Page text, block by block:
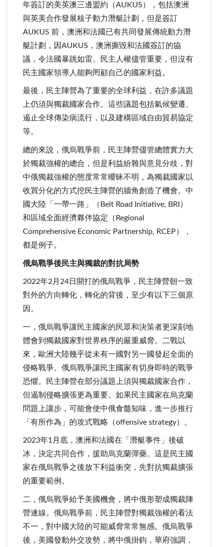
年簽訂的美英澳三邊盟約（AUKUS），包括澳洲
與英美合作發展核子動力潛艇計劃，但是簽訂
AUKUS 前，澳洲和法國已有共同發展傳統動力潛
艇計劃，因AUKUS，澳洲撕毀和法國簽訂的協
議，令法國暴跳如雷。民主人權儘管重要，但沒有
民主國家領導人能夠罔顧自己的國家利益。
最後，民主陣營為了重要的全球利益，在許多議題
上仍須與獨裁國家合作。這些議題包括氣候變遷、
遏止全球傳染病流行，以及建構區域自由貿易協定
等。
總的來說，俄烏戰爭前，民主陣營儘管總體實力大
於獨裁強權的總合，但是利益紛雜與意見分歧，對
中俄獨裁強權的態度常常曖昧不明，為獨裁國家以
收買分化的方式挖民主陣營的牆角創造了機會。中
國大陸「一帶一路」（Belt Road Initiative, BRI）
和區域全面經濟夥伴協定（Regional
Comprehensive Economic Partnership, RCEP），
都是例子。
俄烏戰爭後民主與獨裁的對抗局勢
2022年2月24日開打的俄烏戰爭，民主陣營朝一致
對外的方向轉化，轉化的背後，至少有以下三個原
因。
一，俄烏戰爭讓民主國家的民眾和決策者更深刻地
體會到獨裁國家對世界秩序的嚴重威脅。二戰以
來，歐洲大陸幾乎從未有一國對另一國發起全面的
侵略戰爭。俄烏戰爭讓民主國家有切身即時的戰爭
恐懼。民主陣營在部分議題上須與獨裁國家合作，
但遏制侵略擴張更為重要。如果民主國家在烏克蘭
問題上讓步，可能會使中俄食髓知味，進一步推行
「有所作為」的攻式戰略（offensive strategy）。
2023年1月底，澳洲和法國在「潛艇事件」後破
冰，決定共同合作，援助烏克蘭彈藥。這是民主國
家在俄烏戰爭之後放下利益衝突，先對抗獨裁擴張
的重要範例。
二，俄烏戰爭給予美國機會，將中俄形塑成獨裁陣
營連線。俄烏戰爭前，民主陣營對獨裁強權的看法
不一，對中國大陸的可能威脅常常無感。俄烏戰爭
後，美國發動外交攻勢，將中俄掛鈎，華府強調，